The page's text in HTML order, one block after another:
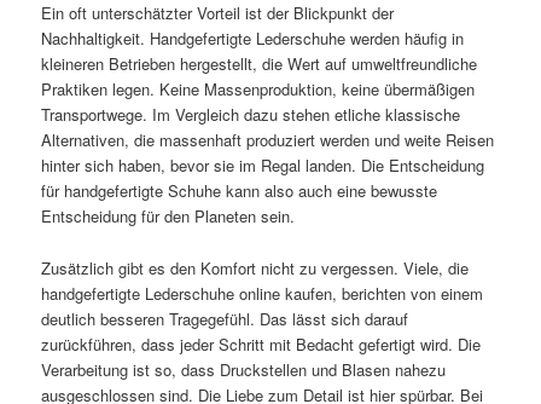
Ein oft unterschätzter Vorteil ist der Blickpunkt der
Nachhaltigkeit. Handgefertigte Lederschuhe werden häufig in
kleineren Betrieben hergestellt, die Wert auf umweltfreundliche
Praktiken legen. Keine Massenproduktion, keine übermäßigen
Transportwege. Im Vergleich dazu stehen etliche klassische
Alternativen, die massenhaft produziert werden und weite Reisen
hinter sich haben, bevor sie im Regal landen. Die Entscheidung
für handgefertigte Schuhe kann also auch eine bewusste
Entscheidung für den Planeten sein.
Zusätzlich gibt es den Komfort nicht zu vergessen. Viele, die
handgefertigte Lederschuhe online kaufen, berichten von einem
deutlich besseren Tragegefühl. Das lässt sich darauf
zurückführen, dass jeder Schritt mit Bedacht gefertigt wird. Die
Verarbeitung ist so, dass Druckstellen und Blasen nahezu
ausgeschlossen sind. Die Liebe zum Detail ist hier spürbar. Bei